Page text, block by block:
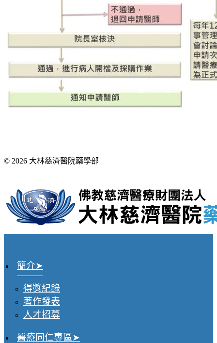
© 2026 大林慈濟醫院藥學部
簡介
得獎紀錄
著作發表
人才招募
醫療同仁專區